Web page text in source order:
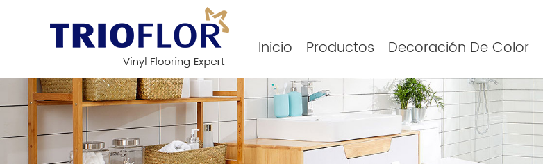
Inicio Productos Decoración De Color